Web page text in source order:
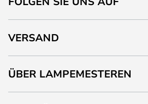
VERSAND
ÜBER LAMPEMESTEREN